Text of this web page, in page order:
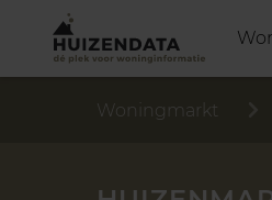
Woningmarkt